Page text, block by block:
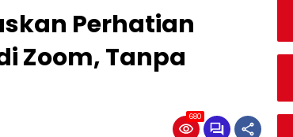
Perhatian
Zoom, Tanpa
680